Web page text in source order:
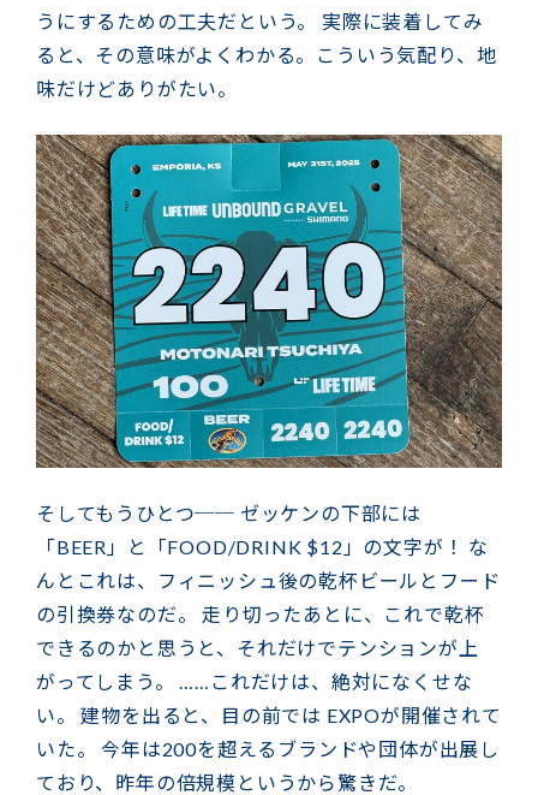
うにするための工夫だという。 実際に装着してみ
ると、その意味がよくわかる。こういう気配り、地
味だけどありがたい。
そしてもうひとつ── ゼッケンの下部には
「BEER」と「FOOD/DRINK $12」の文字が！ な
んとこれは、フィニッシュ後の乾杯ビールとフード
の引換券なのだ。 走り切ったあとに、これで乾杯
できるのかと思うと、それだけでテンションが上
がってしまう。 ……これだけは、絶対になくせな
い。 建物を出ると、目の前では EXPOが開催されて
いた。 今年は200を超えるブランドや団体が出展し
ており、昨年の倍規模というから驚きだ。